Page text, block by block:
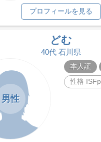
プロフィールを見る
どむ
40代 石川県
男性
本人証
性格 ISFp